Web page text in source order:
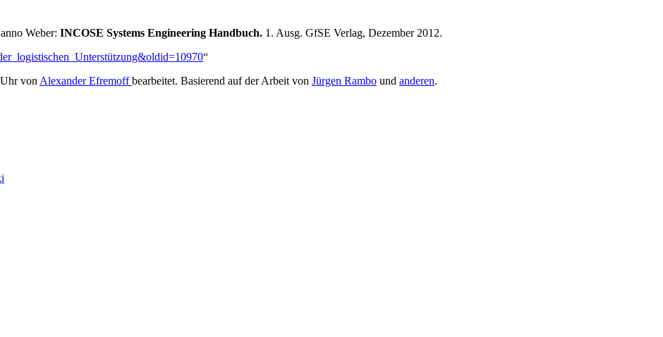
Weber: INCOSE Systems Engineering Handbuch. 1. Ausg. GfSE Verlag, Dezember 2012.
“
von Alexander Efremoffbearbeitet. Basierend auf der Arbeit von Jürgen Rambo und anderen.